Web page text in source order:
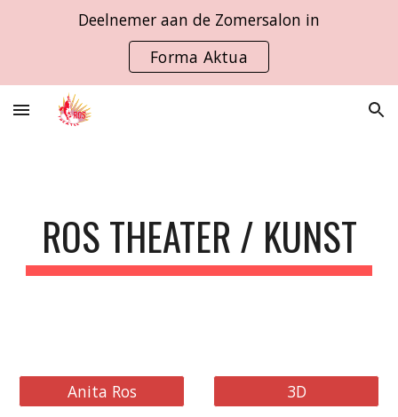
Deelnemer aan de Zomersalon in
Forma Aktua
ROS THEATER / KUNST
Anita Ros 3D